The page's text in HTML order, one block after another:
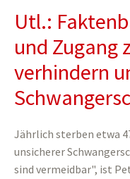
Utl.:
und Zugang
verhindern
Jährlich sterben etwa
unsicherer
sind vermeidbar", ist